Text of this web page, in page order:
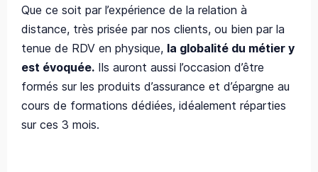
Que ce soit par l’expérience de la relation à
distance, très prisée par nos clients, ou bien par la
tenue de RDV en physique, la globalité du métier y
est évoquée. Ils auront aussi l’occasion d’être
formés sur les produits d’assurance et d’épargne au
cours de formations dédiées, idéalement réparties
sur ces 3 mois.